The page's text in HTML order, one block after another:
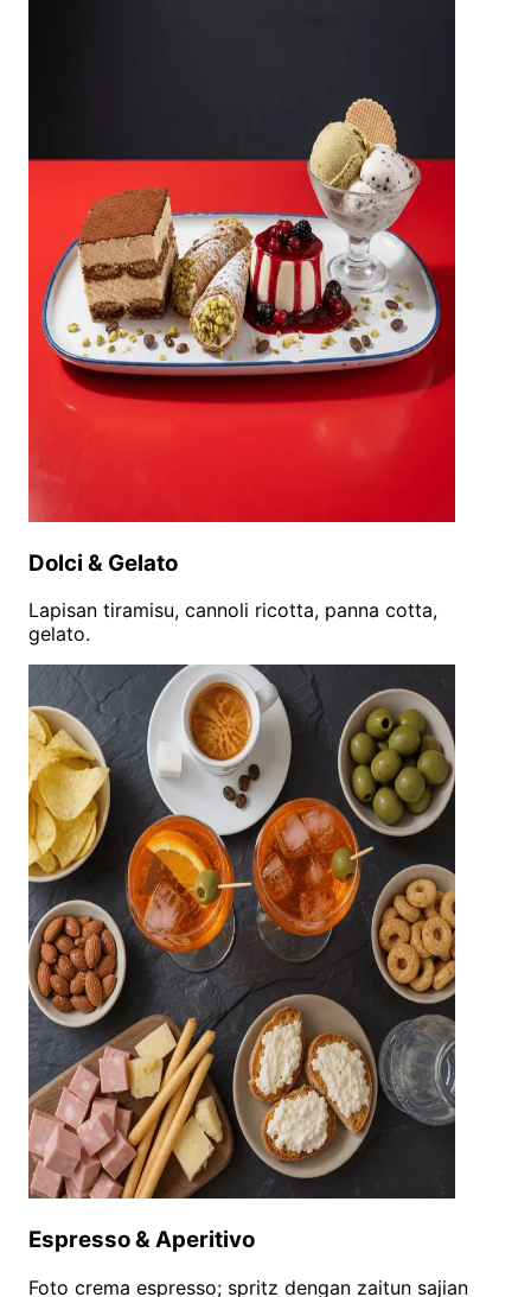
Dolci & Gelato
Lapisan tiramisu, cannoli ricotta, panna cotta,
gelato.
Espresso & Aperitivo
Foto crema espresso; spritz dengan zaitun sajian